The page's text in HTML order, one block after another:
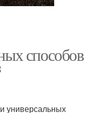
способов
универсальных